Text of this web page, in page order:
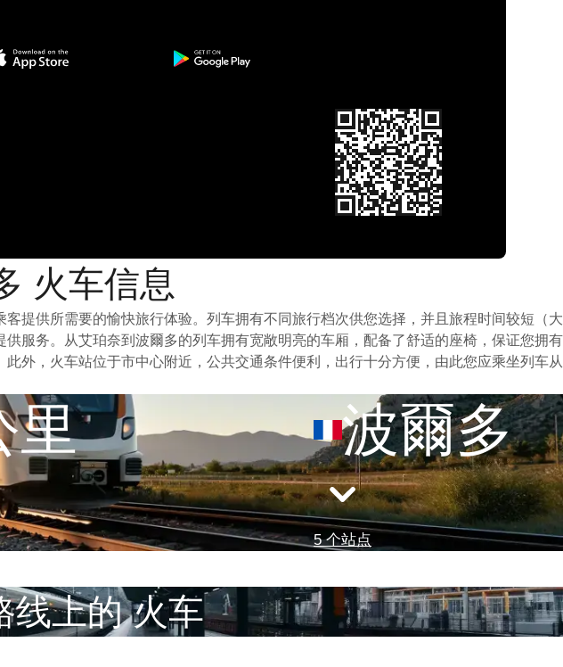
火车信息
提供所需要的愉快旅行体验。列车拥有不同旅行档次供您选择，并且旅程时间较短（大
服务。从艾珀奈到波爾多的列车拥有宽敞明亮的车厢，配备了舒适的座椅，保证您拥有
外，火车站位于市中心附近，公共交通条件便利，出行十分方便，由此您应乘坐列车从
里 波爾多
5 个站点
线上的 火车